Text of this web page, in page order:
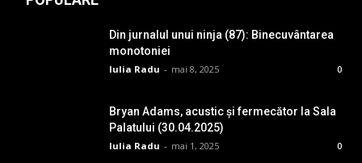
Din jurnalul unui ninja (87): Binecuvântarea
monotoniei
Iulia Radu - mai 8, 2025 0
Bryan Adams, acustic și fermecător la Sala
Palatului (30.04.2025)
Iulia Radu - mai 1, 2025 0